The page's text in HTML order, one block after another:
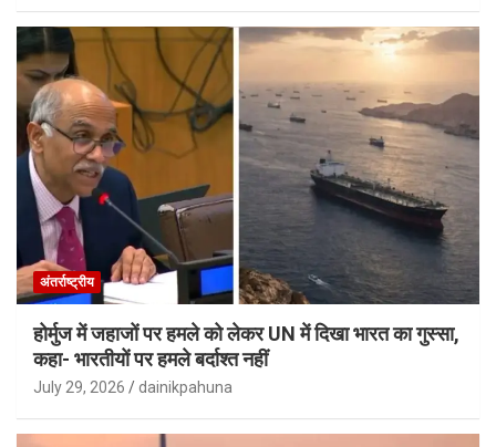
अंतर्राष्ट्रीय
होर्मुज में जहाजों पर हमले को लेकर UN में दिखा भारत का गुस्सा,
कहा- भारतीयों पर हमले बर्दाश्त नहीं
July 29, 2026 dainikpahuna